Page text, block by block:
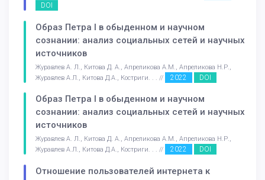
DOI
Образ Петра I в обыденном и научном
сознании: анализ социальных сетей и научных
источников
Журавлев А. Л., Китова Д. А., Апреликова А.М., Апреликова Н.Р.,
Журавлев А.Л., Китова Д.А., Костриги. . . //
2022 DOI
Образ Петра I в обыденном и научном
сознании: анализ социальных сетей и научных
источников
Журавлев А. Л., Китова Д. А., Апреликова А.М., Апреликова Н.Р.,
Журавлев А.Л., Китова Д.А., Костриги. . . //
2022 DOI
Отношение пользователей интернета к